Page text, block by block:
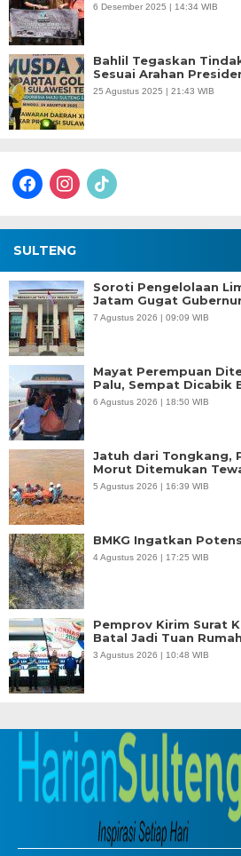
6 Desember 2025 | 14:34 WIB
Bahlil Tegaskan
Sesuai Arahan
25 Agustus 2025 | 21:43 WIB
facebookinstagram
tiktok
SULTENG
Soroti Pengelolaan
Jatam Gugat
7 Agustus 2026 | 09:09 WIB
Mayat Perempuan
Palu, Sempat Dicabik
6 Agustus 2026 | 18:50 WIB
Jatuh dari Tongkang,
Morut Ditemukan
5 Agustus 2026 | 16:39 WIB
BMKG Ingatkan
4 Agustus 2026 | 17:25 WIB
Pemprov Kirim Surat
Batal Jadi Tuan
3 Agustus 2026 | 10:48 WIB